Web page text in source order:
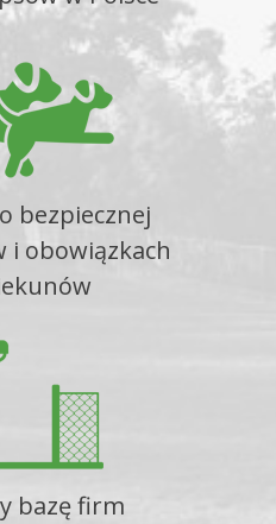
bezpiecznej
i obowiązkach
bazę firm